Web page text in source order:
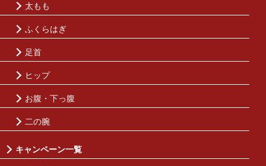
太もも
ふくらはぎ
足首
ヒップ
お腹・下っ腹
二の腕
キャンペーン一覧